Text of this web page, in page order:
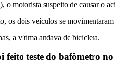
motorista suspeito de causar o
os dois veículos se
a vítima andava de bicicleta.
teste do bafômetro